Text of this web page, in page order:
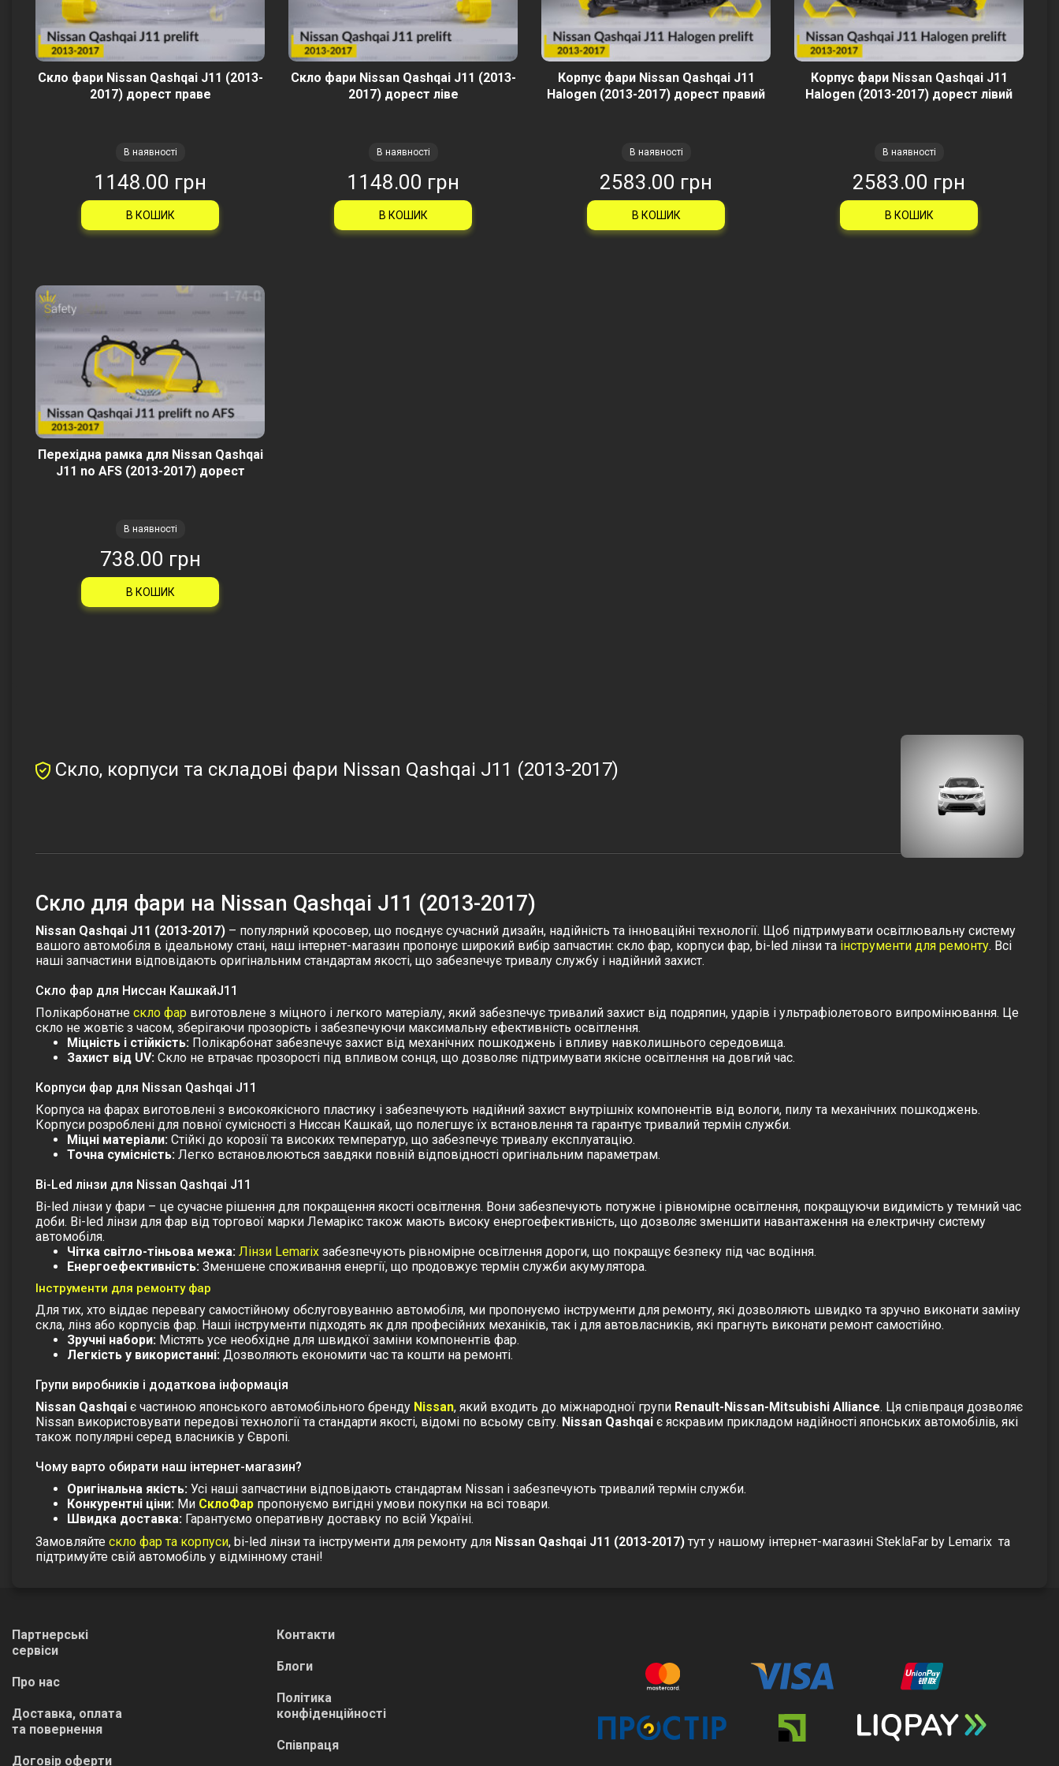
Скло фари Nissan Qashqai J11 (2013-
2017) дорест праве
В наявності
1148.00 грн
В КОШИК
Скло фари Nissan Qashqai J11 (2013-
2017) дорест ліве
В наявності
1148.00 грн
В КОШИК
Корпус фари Nissan Qashqai J11
Halogen (2013-2017) дорест правий
В наявності
2583.00 грн
В КОШИК
Корпус фари Nissan Qashqai J11
Halogen (2013-2017) дорест лівий
В наявності
2583.00 грн
В КОШИК
Перехідна рамка для Nissan Qashqai
J11 no AFS (2013-2017) дорест
В наявності
738.00 грн
В КОШИК
Скло, корпуси та складові фари Nissan Qashqai J11 (2013-2017)
Скло для фари на Nissan Qashqai J11 (2013-2017)
Nissan Qashqai J11 (2013-2017) – популярний кросовер, що поєднує сучасний дизайн, надійність та інноваційні технології. Щоб підтримувати освітлювальну систему
вашого автомобіля в ідеальному стані, наш інтернет-магазин пропонує широкий вибір запчастин: скло фар, корпуси фар, bi-led лінзи та інструменти для ремонту. Всі
наші запчастини відповідають оригінальним стандартам якості, що забезпечує тривалу службу і надійний захист.
Скло фар для Ниссан КашкайJ11
Полікарбонатне скло фар виготовлене з міцного і легкого матеріалу, який забезпечує тривалий захист від подряпин, ударів і ультрафіолетового випромінювання. Це
скло не жовтіє з часом, зберігаючи прозорість і забезпечуючи максимальну ефективність освітлення.
Міцність і стійкість: Полікарбонат забезпечує захист від механічних пошкоджень і впливу навколишнього середовища.
Захист від UV: Скло не втрачає прозорості під впливом сонця, що дозволяє підтримувати якісне освітлення на довгий час.
Корпуси фар для Nissan Qashqai J11
Корпуса на фарах виготовлені з високоякісного пластику і забезпечують надійний захист внутрішніх компонентів від вологи, пилу та механічних пошкоджень.
Корпуси розроблені для повної сумісності з Ниссан Кашкай, що полегшує їх встановлення та гарантує тривалий термін служби.
Міцні матеріали: Стійкі до корозії та високих температур, що забезпечує тривалу експлуатацію.
Точна сумісність: Легко встановлюються завдяки повній відповідності оригінальним параметрам.
Bi-Led лінзи для Nissan Qashqai J11
Bi-led лінзи у фари – це сучасне рішення для покращення якості освітлення. Вони забезпечують потужне і рівномірне освітлення, покращуючи видимість у темний час
доби. Bi-led лінзи для фар від торгової марки Лемарікс також мають високу енергоефективність, що дозволяє зменшити навантаження на електричну систему
автомобіля.
Чітка світло-тіньова межа: Лінзи Lemarix забезпечують рівномірне освітлення дороги, що покращує безпеку під час водіння.
Енергоефективність: Зменшене споживання енергії, що продовжує термін служби акумулятора.
Інструменти для ремонту фар
Для тих, хто віддає перевагу самостійному обслуговуванню автомобіля, ми пропонуємо інструменти для ремонту, які дозволяють швидко та зручно виконати заміну
скла, лінз або корпусів фар. Наші інструменти підходять як для професійних механіків, так і для автовласників, які прагнуть виконати ремонт самостійно.
Зручні набори: Містять усе необхідне для швидкої заміни компонентів фар.
Легкість у використанні: Дозволяють економити час та кошти на ремонті.
Групи виробників і додаткова інформація
Nissan Qashqai є частиною японського автомобільного бренду Nissan, який входить до міжнародної групи Renault-Nissan-Mitsubishi Alliance. Ця співпраця дозволяє
Nissan використовувати передові технології та стандарти якості, відомі по всьому світу. Nissan Qashqai є яскравим прикладом надійності японських автомобілів, які
також популярні серед власників у Європі.
Чому варто обирати наш інтернет-магазин?
Оригінальна якість: Усі наші запчастини відповідають стандартам Nissan і забезпечують тривалий термін служби.
Конкурентні ціни: Ми СклоФар пропонуємо вигідні умови покупки на всі товари.
Швидка доставка: Гарантуємо оперативну доставку по всій Україні.
Замовляйте скло фар та корпуси, bi-led лінзи та інструменти для ремонту для Nissan Qashqai J11 (2013-2017) тут у нашому інтернет-магазині SteklaFar by Lemarix та
підтримуйте свій автомобіль у відмінному стані!
Партнерські
сервіси
Про нас
Доставка, оплата
та повернення
Договір оферти
Контакти
Блоги
Політика
конфіденційності
Співпраця